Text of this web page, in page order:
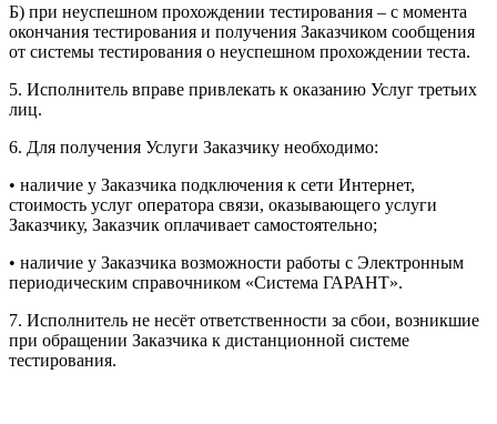
Б) при неуспешном прохождении тестирования – с момента
окончания тестирования и получения Заказчиком сообщения
от системы тестирования о неуспешном прохождении теста.
5. Исполнитель вправе привлекать к оказанию Услуг третьих
лиц.
6. Для получения Услуги Заказчику необходимо:
• наличие у Заказчика подключения к сети Интернет,
стоимость услуг оператора связи, оказывающего услуги
Заказчику, Заказчик оплачивает самостоятельно;
• наличие у Заказчика возможности работы с Электронным
периодическим справочником «Система ГАРАНТ».
7. Исполнитель не несёт ответственности за сбои, возникшие
при обращении Заказчика к дистанционной системе
тестирования.